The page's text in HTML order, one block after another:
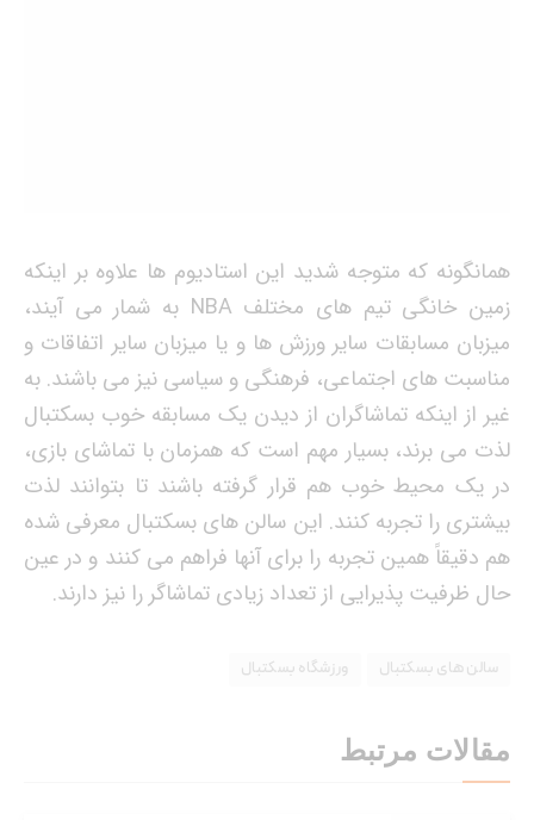
همانگونه که متوجه شدید این استادیوم ها علاوه بر اینکه
زمین خانگی تیم های مختلف NBA به شمار می آیند،
میزبان مسابقات سایر ورزش ها و یا میزبان سایر اتفاقات و
مناسبت های اجتماعی، فرهنگی و سیاسی نیز می باشند. به
غیر از اینکه تماشاگران از دیدن یک مسابقه خوب بسکتبال
لذت می برند، بسیار مهم است که همزمان با تماشای بازی،
در یک محیط خوب هم قرار گرفته باشند تا بتوانند لذت
بیشتری را تجربه کنند. این سالن های بسکتبال معرفی شده
هم دقیقاً همین تجربه را برای آنها فراهم می کنند و در عین
حال ظرفیت پذیرایی از تعداد زیادی تماشاگر را نیز دارند.
سالن های بسکتبال ورزشگاه بسکتبال
مقالات مرتبط